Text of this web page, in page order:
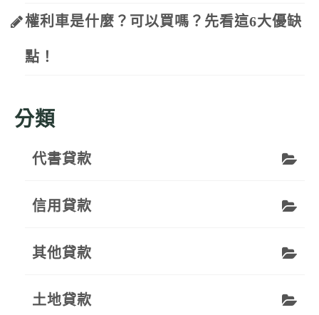
權利車是什麼？可以買嗎？先看這6大優缺
點！
分類
代書貸款
信用貸款
其他貸款
土地貸款